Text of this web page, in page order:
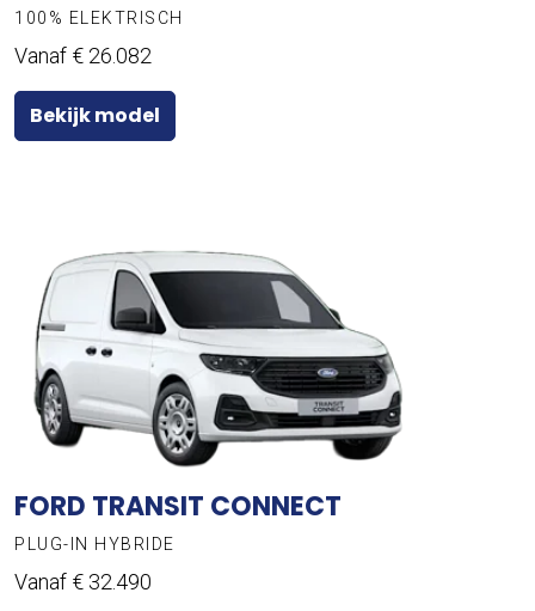
100% ELEKTRISCH
Vanaf € 26.082
Bekijk model
FORD TRANSIT CONNECT
PLUG-IN HYBRIDE
Vanaf € 32.490